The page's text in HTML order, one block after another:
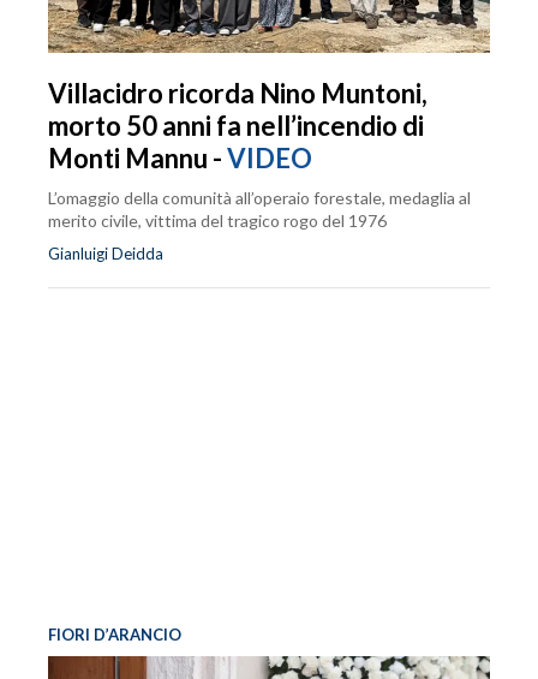
Villacidro ricorda Nino Muntoni,
morto 50 anni fa nell’incendio di
Monti Mannu -VIDEO
L’omaggio della comunità all’operaio forestale, medaglia al
merito civile, vittima del tragico rogo del 1976
Gianluigi Deidda
FIORI D’ARANCIO